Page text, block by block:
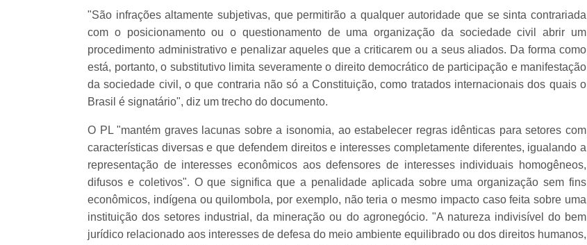
"São infrações altamente subjetivas, que permitirão a qualquer autoridade que se sinta contrariada
com o posicionamento ou o questionamento de uma organização da sociedade civil abrir um
procedimento administrativo e penalizar aqueles que a criticarem ou a seus aliados. Da forma como
está, portanto, o substitutivo limita severamente o direito democrático de participação e manifestação
da sociedade civil, o que contraria não só a Constituição, como tratados internacionais dos quais o
Brasil é signatário", diz um trecho do documento.
O PL "mantém graves lacunas sobre a isonomia, ao estabelecer regras idênticas para setores com
características diversas e que defendem direitos e interesses completamente diferentes, igualando a
representação de interesses econômicos aos defensores de interesses individuais homogêneos,
difusos e coletivos". O que significa que a penalidade aplicada sobre uma organização sem fins
econômicos, indígena ou quilombola, por exemplo, não teria o mesmo impacto caso feita sobre uma
instituição dos setores industrial, da mineração ou do agronegócio. "A natureza indivisível do bem
jurídico relacionado aos interesses de defesa do meio ambiente equilibrado ou dos direitos humanos,